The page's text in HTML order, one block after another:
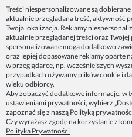
Dane firmy:
Spoko
ul.
NIP
telefon:
e-mail:
92 1140
Punkt
Pracownia
Treści niespersonalizowane są
aktualnie przeglądana treść, aktywność
Twoja lokalizacja. Reklamy
aktualnie przeglądanej treści oraz
spersonalizowane mogą dodatkowo
oraz lepiej dopasowane reklamy oparte
w przeglądarce, np. wcześniejszych
przypadkach używamy plików cookie i
wieku odbiorcy.
Aby zobaczyć dodatkowe informacje, w
ustawieniami prywatności, wybierz
zapoznać się z naszą Polityką
Czy wyrażasz zgodę na korzystanie z
Polityka Prywatności